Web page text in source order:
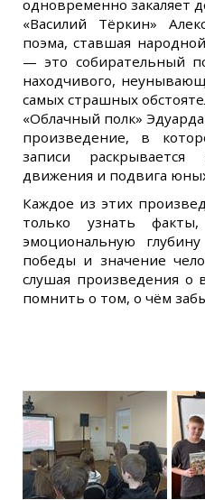
одновременно закаляет
«Василий Тёркин»
поэма, ставшая
— это собирательный
находчивого,
самых страшных
«Облачный полк»
произведение, в
записи раскрывается
движения и подвига
Каждое из этих
только узнать
эмоциональную
победы и значение
слушая произведения о
помнить о том, о чём